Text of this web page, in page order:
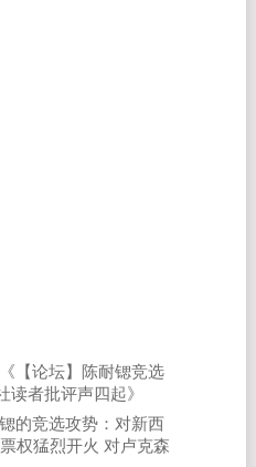
【论坛】陈耐锶竞选
读者批评声四起》
的竞选攻势：对新西
权猛烈开火 对卢克森